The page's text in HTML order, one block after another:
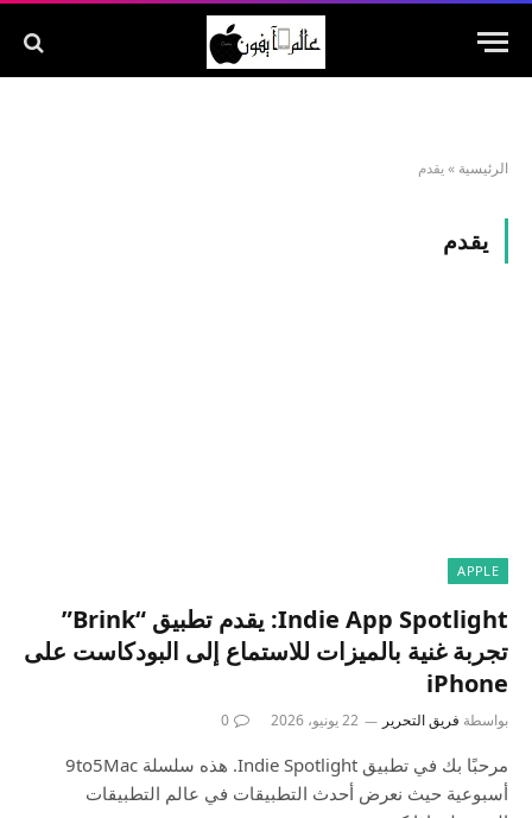
الرئيسية »يقدم
يقدم
APPLE
Indie App Spotlight: يقدم تطبيق “Brink”
تجربة غنية بالميزات للاستماع إلى البودكاست على
iPhone
بواسطة فريق التحرير 22 يونيو، 2026 0
مرحبًا بك في تطبيق Indie Spotlight. هذه سلسلة 9to5Mac
أسبوعية حيث نعرض أحدث التطبيقات في عالم التطبيقات